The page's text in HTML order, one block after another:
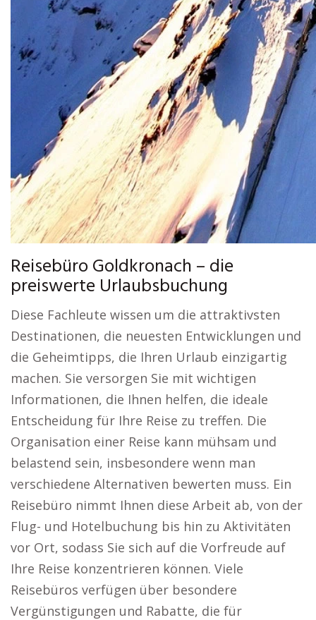
Reisebüro Goldkronach – die
preiswerte Urlaubsbuchung
Diese Fachleute wissen um die attraktivsten
Destinationen, die neuesten Entwicklungen und
die Geheimtipps, die Ihren Urlaub einzigartig
machen. Sie versorgen Sie mit wichtigen
Informationen, die Ihnen helfen, die ideale
Entscheidung für Ihre Reise zu treffen. Die
Organisation einer Reise kann mühsam und
belastend sein, insbesondere wenn man
verschiedene Alternativen bewerten muss. Ein
Reisebüro nimmt Ihnen diese Arbeit ab, von der
Flug- und Hotelbuchung bis hin zu Aktivitäten
vor Ort, sodass Sie sich auf die Vorfreude auf
Ihre Reise konzentrieren können. Viele
Reisebüros verfügen über besondere
Vergünstigungen und Rabatte, die für